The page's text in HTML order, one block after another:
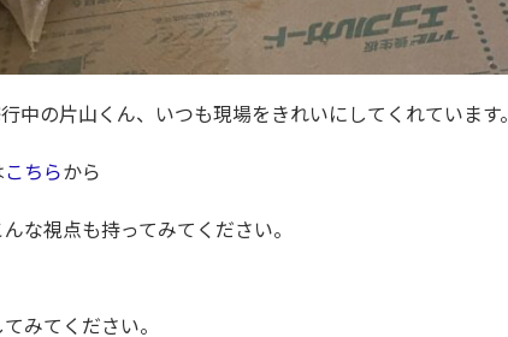
の片山くん、いつも現場をきれいにしてくれています。
こちらから
な視点も持ってみてください。
みてください。